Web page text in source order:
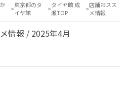
東京都のタ
イヤ館
タイヤ館 成
瀬TOP
店舗おスス
メ情報
情報 / 2025年4月